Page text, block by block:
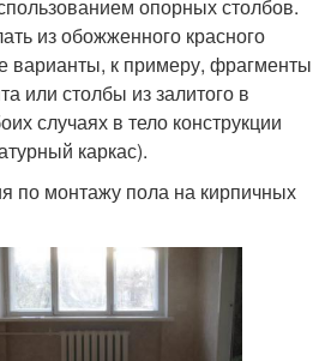
опорных столбов.
из обожженного красного
варианты, к примеру, фрагменты
или столбы из залитого в
случаях в тело конструкции
каркас).
по монтажу пола на кирпичных